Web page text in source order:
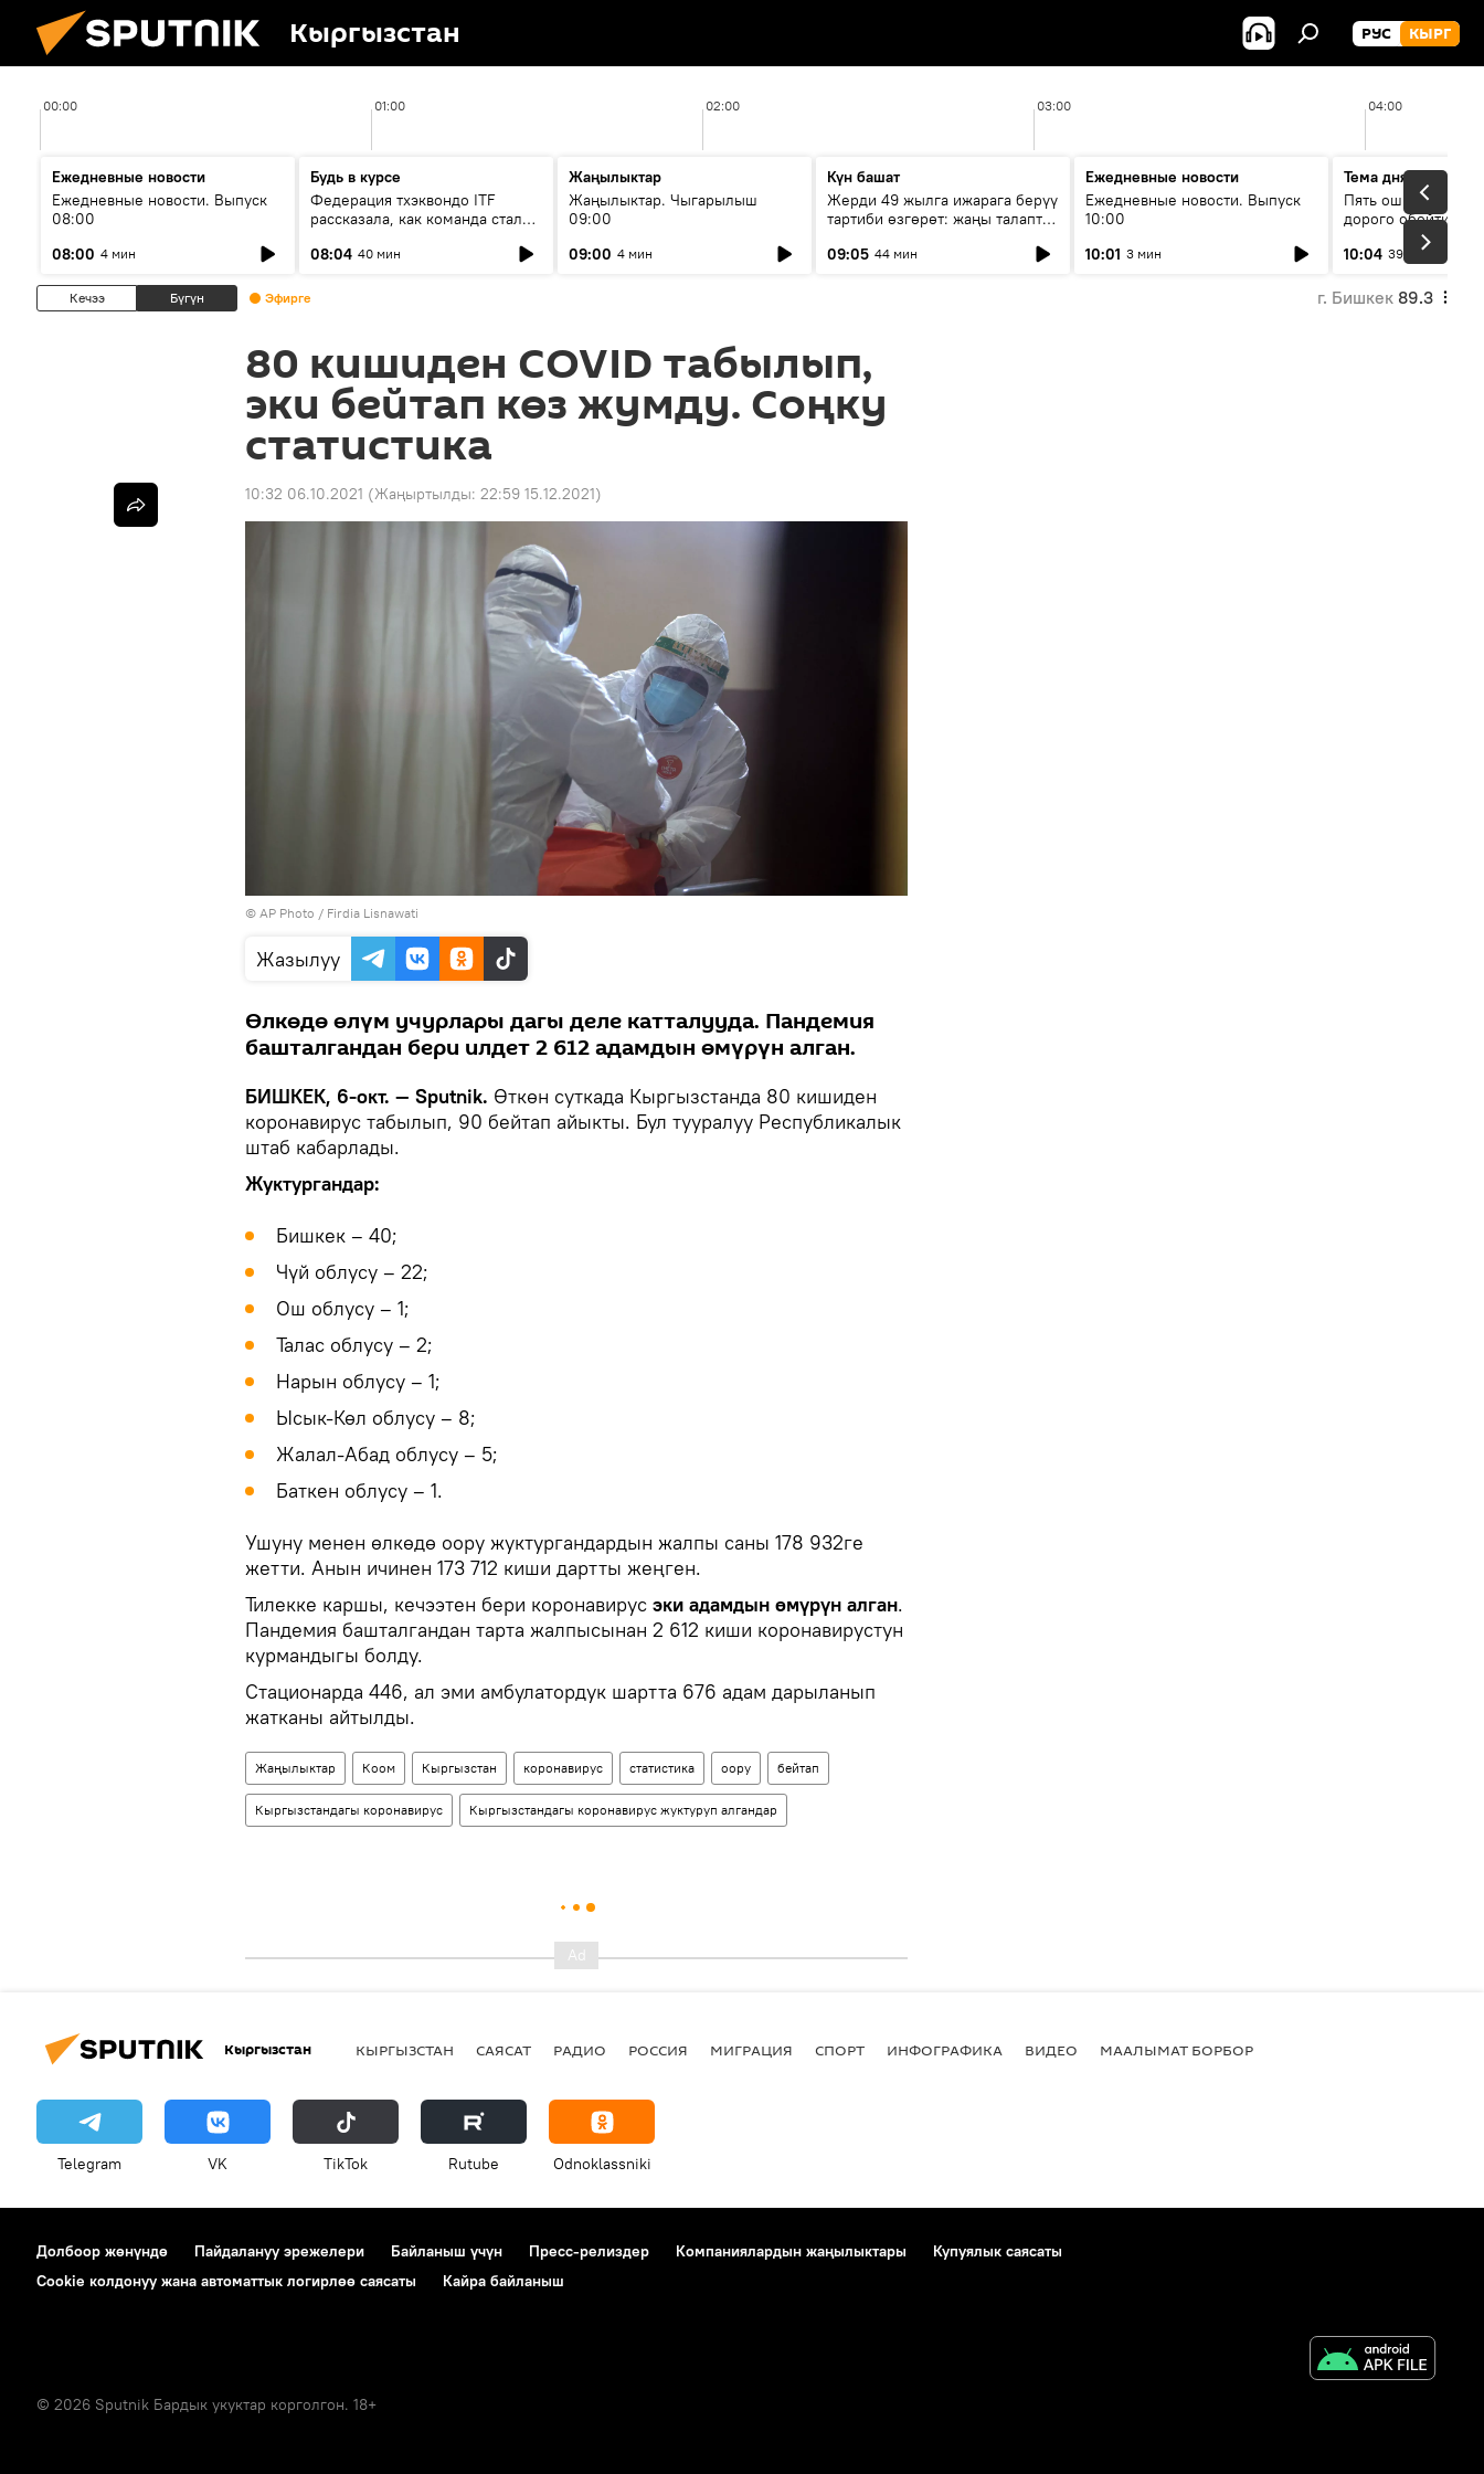
Кыргызстан РУС КЫРГ
00:00 01:00 02:00 03:00 04:00
Ежедневные новости
Ежедневные новости. Выпуск
08:00
08:00 4 мин
Будь в курсе
Федерация тхэквондо ITF
рассказала, как команда стала
08:04 40 мин
Жаңылыктар
Жаңылыктар. Чыгарылыш
09:00
09:00 4 мин
Күн башат
Жерди 49 жылга ижарага берүү
тартиби өзгөрөт: жаңы талаптар
09:05 44 мин
Ежедневные новости
Ежедневные новости. Выпуск
10:00
10:01 3 мин
Тема дня
Пять ошибок
дорого обойтись
10:04 39 мин
Кечээ Бүгүн Эфирге г. Бишкек 89.3
80 кишиден COVID табылып,
эки бейтап көз жумду. Соңку
статистика
10:32 06.10.2021 (Жаңыртылды: 22:59 15.12.2021)
© AP Photo / Firdia Lisnawati
Жазылуу
Өлкөдө өлүм учурлары дагы деле катталууда. Пандемия
башталгандан бери илдет 2 612 адамдын өмүрүн алган.
БИШКЕК, 6-окт. — Sputnik. Өткөн суткада Кыргызстанда 80 кишиден
коронавирус табылып, 90 бейтап айыкты. Бул тууралуу Республикалык
штаб кабарлады.
Жуктургандар:
Бишкек – 40;
Чүй облусу – 22;
Ош облусу – 1;
Талас облусу – 2;
Нарын облусу – 1;
Ысык-Көл облусу – 8;
Жалал-Абад облусу – 5;
Баткен облусу – 1.
Ушуну менен өлкөдө оору жуктургандардын жалпы саны 178 932ге
жетти. Анын ичинен 173 712 киши дартты жеңген.
Тилекке каршы, кечээтен бери коронавирус эки адамдын өмүрүн алган.
Пандемия башталгандан тарта жалпысынан 2 612 киши коронавирустун
курмандыгы болду.
Стационарда 446, ал эми амбулатордук шартта 676 адам дарыланып
жатканы айтылды.
Жаңылыктар Коом Кыргызстан коронавирус статистика оору бейтап
Кыргызстандагы коронавирус Кыргызстандагы коронавирус жуктуруп алгандар
Кыргызстан КЫРГЫЗСТАН САЯСАТ РАДИО РОССИЯ МИГРАЦИЯ СПОРТ ИНФОГРАФИКА ВИДЕО МААЛЫМАТ БОРБОР
Telegram VK ТikТоk Rutube Odnoklassniki
Долбоор жөнүндө Пайдалануу эрежелери Байланыш үчүн Пресс-релиздер Компаниялардын жаңылыктары
Купуялык саясаты
Cookie колдонуу жана автоматтык логирлөө саясаты
Кайра байланыш
© 2026 Sputnik Бардык укуктар корголгон. 18+